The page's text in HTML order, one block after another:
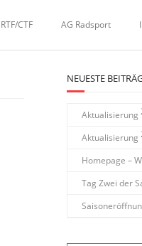
RTF/CTF AG Radsport
NEUESTE
Aktualisierung
Aktualisierung
Homepage –
Tag Zwei der